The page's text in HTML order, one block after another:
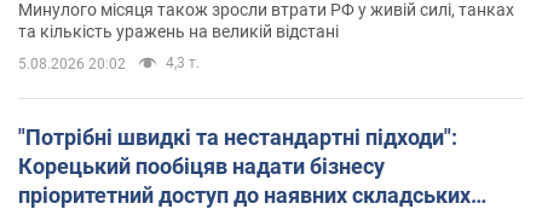
Минулого місяця також зросли втрати РФ у живій силі, танках
та кількість уражень на великій відстані
5.08.2026 20:02 4,3 т.
"Потрібні швидкі та нестандартні підходи":
Корецький пообіцяв надати бізнесу
пріоритетний доступ до наявних складських